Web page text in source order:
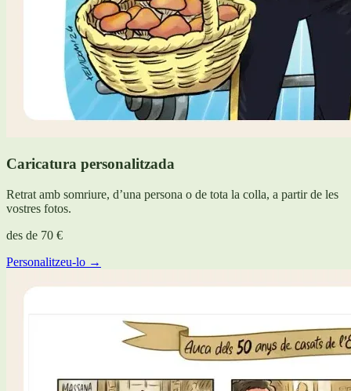
Caricatura personalitzada
Retrat amb somriure, d’una persona o de tota la colla, a partir de les
vostres fotos.
des de 70 €
Personalitzeu-lo →